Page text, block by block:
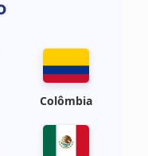
Colômbia